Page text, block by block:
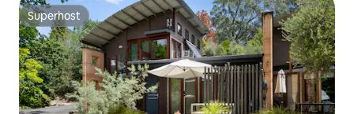
Superhost
Superhost